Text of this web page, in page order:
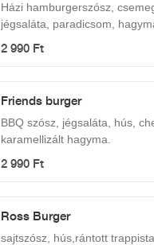
Házi hamburgerszósz,
jégsaláta, paradicsom,
2 990 Ft
Friends burger
BBQ szósz, jégsaláta, hús,
karamellizált hagyma.
2 990 Ft
Ross Burger
sajtszósz, hús,rántott